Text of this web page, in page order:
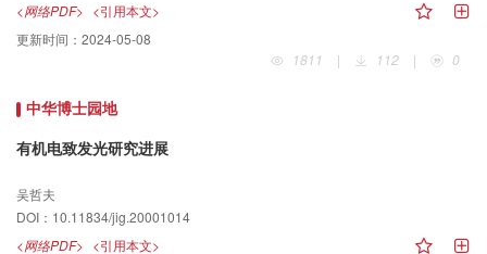
<网络PDF> <引用本文>
更新时间： 2024-05-08
1811
| 112 | 0
中华博士园地
有机电致发光研究进展
吴哲夫
DOI：10.11834/jig.20001014
<网络PDF> <引用本文>